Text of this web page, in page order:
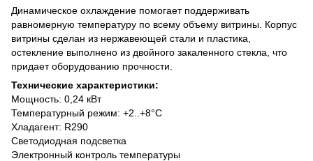
Динамическое охлаждение помогает поддерживать
равномерную температуру по всему объему витрины. Корпус
витрины сделан из нержавеющей стали и пластика,
остекление выполнено из двойного закаленного стекла, что
придает оборудованию прочности.
Технические характеристики:
Мощность: 0,24 кВт
Температурный режим: +2..+8°С
Хладагент: R290
Светодиодная подсветка
Электронный контроль температуры